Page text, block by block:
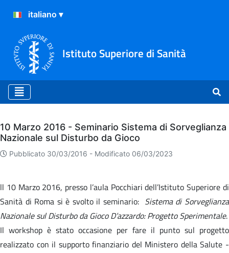
Istituto Superiore di Sanità
Archivio
10 Marzo 2016 - Seminario Sistema di Sorveglianza
Nazionale sul Disturbo da Gioco
Pubblicato 30/03/2016 - Modificato 06/03/2023
ll 10 Marzo 2016, presso l’aula Pocchiari dell’Istituto Superiore di
Sanità di Roma si è svolto il seminario: Sistema di Sorveglianza
Nazionale sul Disturbo da Gioco D’azzardo: Progetto Sperimentale.
Il workshop è stato occasione per fare il punto sul progetto
realizzato con il supporto finanziario del Ministero della Salute -